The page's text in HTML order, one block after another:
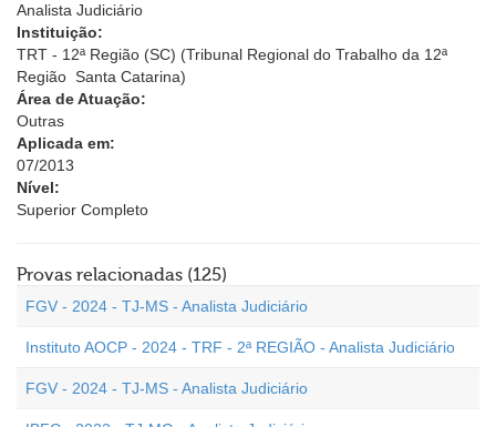
Analista Judiciário
Instituição:
TRT - 12ª Região (SC) (Tribunal Regional do Trabalho da 12ª
Região  Santa Catarina)
Área de Atuação:
Outras
Aplicada em:
07/2013
Nível:
Superior Completo
Provas relacionadas (125)
FGV - 2024 - TJ-MS - Analista Judiciário
Instituto AOCP - 2024 - TRF - 2ª REGIÃO - Analista Judiciário
FGV - 2024 - TJ-MS - Analista Judiciário